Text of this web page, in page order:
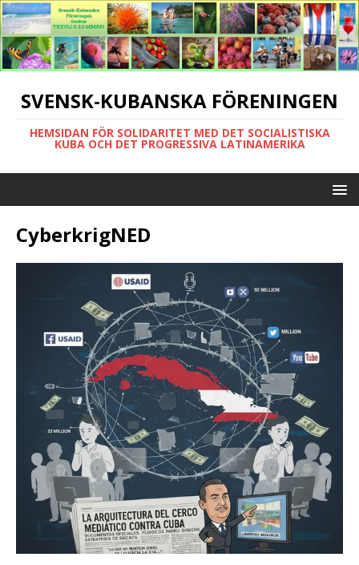
SVENSK-KUBANSKA FÖRENINGEN
HEMSIDAN FÖR SOLIDARITET MED DET SOCIALISTISKA
KUBA OCH DET PROGRESSIVA LATINAMERIKA
CyberkrigNED